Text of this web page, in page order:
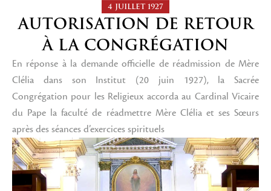
4 JUILLET 1927
AUTORISATION DE RETOUR
À LA CONGRÉGATION
En réponse à la demande officielle de réadmission de Mère
Clélia dans son Institut (20 juin 1927), la Sacrée
Congrégation pour les Religieux accorda au Cardinal Vicaire
du Pape la faculté de réadmettre Mère Clélia et ses Sœurs
après des séances d’exercices spirituels